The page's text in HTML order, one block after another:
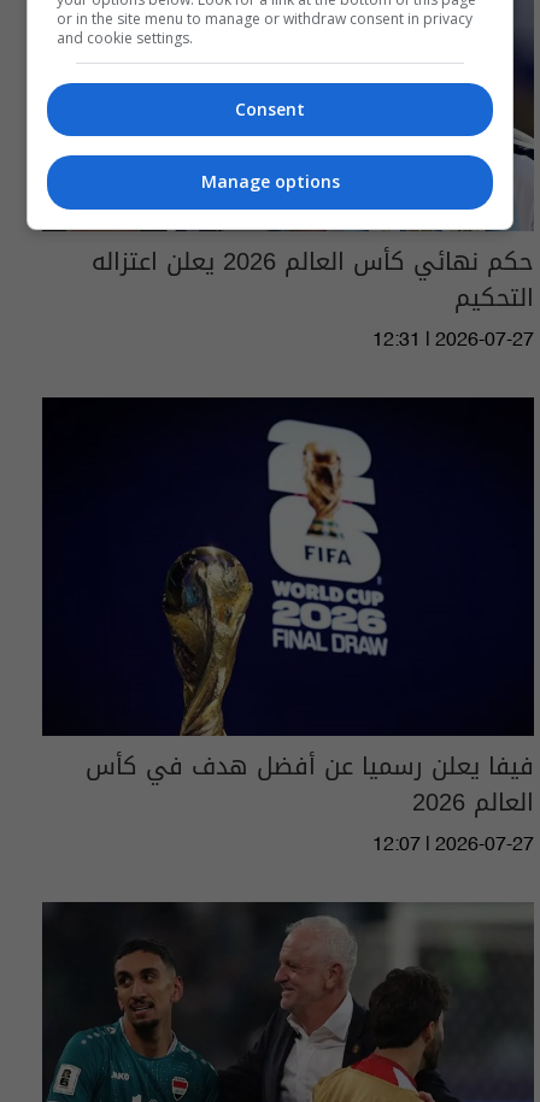
حكم نهائي كأس العالم 2026 يعلن اعتزاله
التحكيم
12:31 | 2026-07-27
فيفا يعلن رسميا عن أفضل هدف في كأس
العالم 2026
12:07 | 2026-07-27
or in the site menu to manage or withdraw consent in privacy
and cookie settings.
Consent
Manage options